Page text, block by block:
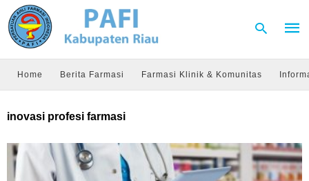
and
hit
Home Berita Farmasi Farmasi Klinik & Komunitas
inovasi profesi farmasi